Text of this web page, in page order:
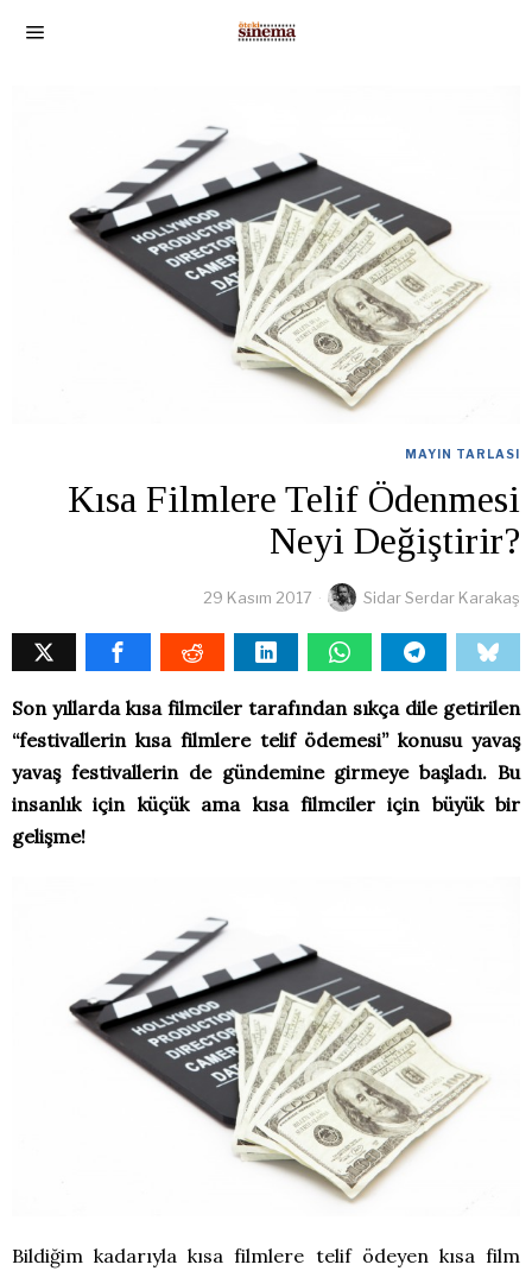
MAYIN TARLASI
Kısa Filmlere Telif Ödenmesi
Neyi Değiştirir?
29 Kasım 2017 Sidar Serdar Karakaş
Son yıllarda kısa filmciler tarafından sıkça dile getirilen
“festivallerin kısa filmlere telif ödemesi” konusu yavaş
yavaş festivallerin de gündemine girmeye başladı. Bu
insanlık için küçük ama kısa filmciler için büyük bir
gelişme!
Bildiğim kadarıyla kısa filmlere telif ödeyen kısa film